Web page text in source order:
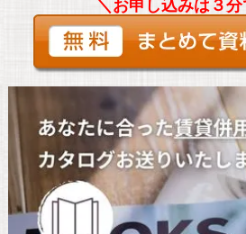
＼お申し込みは３分